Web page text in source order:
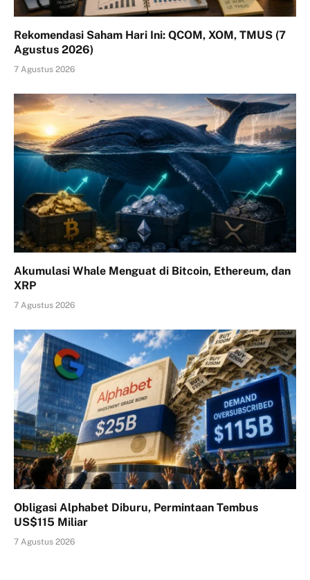
Rekomendasi Saham Hari Ini: QCOM, XOM, TMUS (7
Agustus 2026)
7 Agustus 2026
Akumulasi Whale Menguat di Bitcoin, Ethereum, dan
XRP
7 Agustus 2026
Obligasi Alphabet Diburu, Permintaan Tembus
US$115 Miliar
7 Agustus 2026